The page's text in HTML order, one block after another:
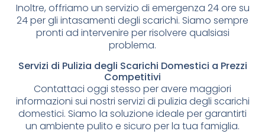
Inoltre, offriamo un servizio di emergenza 24 ore su
24 per gli intasamenti degli scarichi. Siamo sempre
pronti ad intervenire per risolvere qualsiasi
problema.
Servizi di Pulizia degli Scarichi Domestici a Prezzi
Competitivi
Contattaci oggi stesso per avere maggiori
informazioni sui nostri servizi di pulizia degli scarichi
domestici. Siamo la soluzione ideale per garantirti
un ambiente pulito e sicuro per la tua famiglia.